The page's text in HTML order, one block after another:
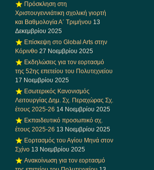
Πρόσκληση στη
Χριστουγεννιάτικη σχολική γιορτή
και Βαθμολογία Α΄ Τριμήνου 13
Δεκεμβρίου 2025
Επίσκεψη στο Global Arts στην
Κόρινθο 27 Νοεμβρίου 2025
Εκδηλώσεις για τον εορτασμό
της 52ης επετείου του Πολυτεχνείου
17 Νοεμβρίου 2025
Εσωτερικός Κανονισμός
Λειτουργίας Δημ. Σχ. Περαχώρας Σχ.
έτους 2025-26 14 Νοεμβρίου 2025
Εκπαιδευτικό προσωπικό σχ.
έτους 2025-26 13 Νοεμβρίου 2025
Εορτασμός του Αγίου Μηνά στον
Σχίνο 13 Νοεμβρίου 2025
Ανακοίνωση για τον εορτασμό